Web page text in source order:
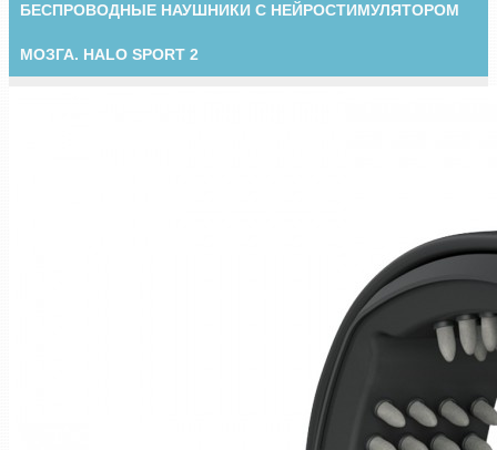
БЕСПРОВОДНЫЕ НАУШНИКИ С НЕЙРОСТИМУЛЯТОРОМ
МОЗГА. HALO SPORT 2